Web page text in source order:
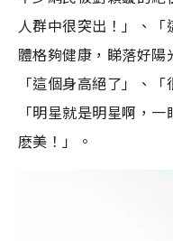
人群中很突出！」、
體格夠健康，睇落好陽
「這個身高絕了」、
「明星就是明星啊，
麽美！」。